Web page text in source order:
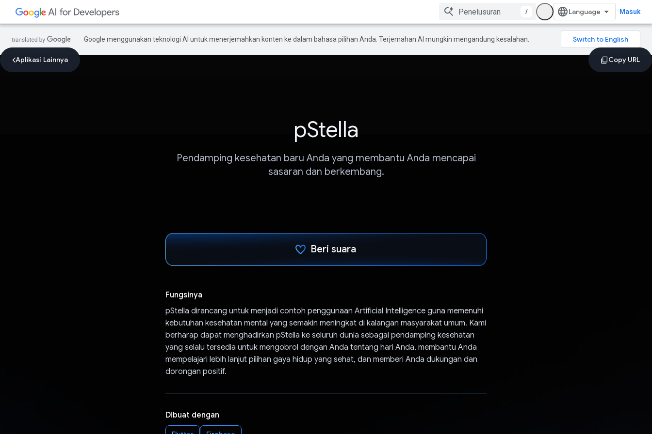
/ Masuk
Google menggunakan teknologi AI untuk menerjemahkan konten ke dalam bahasa pilihan Anda. Terjemahan AI mungkin mengandung kesalahan.
Aplikasi Lainnya
pStella
Pendamping kesehatan baru Anda yang membantu Anda mencapai
sasaran dan berkembang.
Beri suara
Fungsinya
pStella dirancang untuk menjadi contoh penggunaan Artificial Intelligence guna memenuhi
kebutuhan kesehatan mental yang semakin meningkat di kalangan masyarakat umum. Kami
berharap dapat menghadirkan pStella ke seluruh dunia sebagai pendamping kesehatan
yang selalu tersedia untuk mengobrol dengan Anda tentang hari Anda, membantu Anda
mempelajari lebih lanjut pilihan gaya hidup yang sehat, dan memberi Anda dukungan dan
dorongan positif.
Dibuat dengan